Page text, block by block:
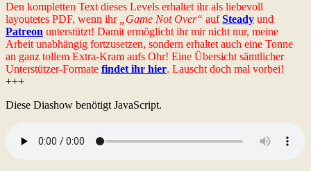
Den kompletten Text dieses Levels erhaltet ihr als liebevoll
layoutetes PDF, wenn ihr
„Game Not Over“ aufSteady und
Patreon unterstützt! Damit ermöglicht ihr mir nicht nur, meine
Arbeit unabhängig fortzusetzen, sondern erhaltet auch eine Tonne
an ganz tollem Extra-Kram aufs Ohr! Eine Übersicht sämtlicher
Unterstützer-Formate findet ihr hier. Lauscht doch mal vorbei!
+++
Diese Diashow benötigt JavaScript.